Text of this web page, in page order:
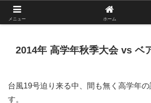
がんばれ！フルスイング！境南ブレー
2014年 高学年秋季大会 vs ベ
台風19号迫り来る中、間も無く高学年の
す。
メニュー ホーム